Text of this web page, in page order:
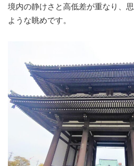
境内の静けさと高低差が重なり、
ような眺めです。